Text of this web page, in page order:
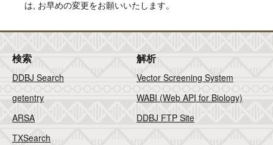
は, お早めの変更をお願いいたします。
検索
DDBJ Search
getentry
ARSA
TXSearch
解析
Vector Screening System
WABI (Web API for Biology)
DDBJ FTP Site